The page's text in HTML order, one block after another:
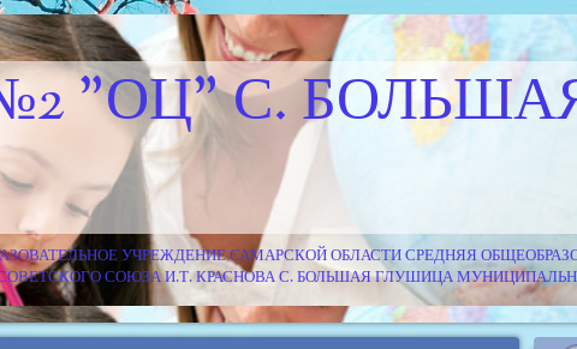
"ОЦ" С.
УЧРЕЖДЕНИЕ САМАРСКОЙ ОБЛАСТИ СРЕДНЯЯ
СОВЕТСКОГО СОЮЗА И.Т. КРАСНОВА С. БОЛЬШАЯ ГЛУШИЦА